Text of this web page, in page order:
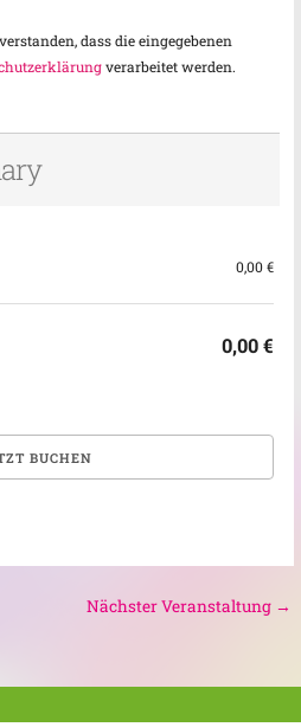
dass die eingegebenen
verarbeitet werden.
0,00 €
0,00 €
Nächster Veranstaltung →